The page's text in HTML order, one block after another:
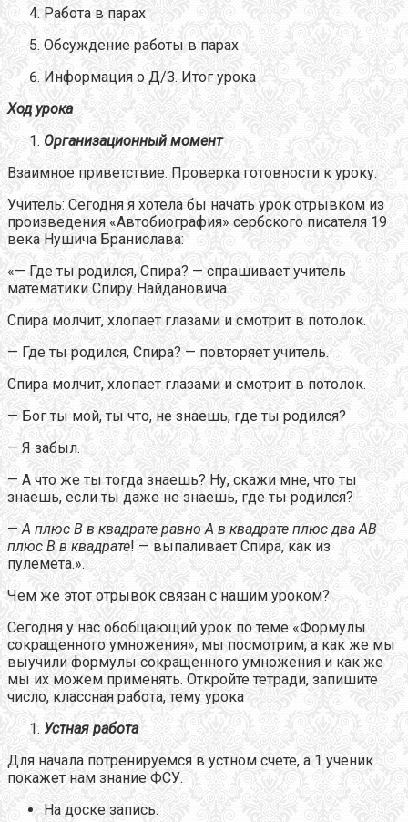
Работа в парах
Обсуждение работы в парах
Информация о Д/З. Итог урока
Ход урока
Организационный момент
Взаимное приветствие. Проверка готовности к уроку.
Учитель: Сегодня я хотела бы начать урок отрывком из
произведения «Автобиография» сербского писателя 19
века Нушича Бранислава:
«— Где ты родился, Спира? — спрашивает учитель
математики Спиру Найдановича.
Спира молчит, хлопает глазами и смотрит в потолок.
— Где ты родился, Спира? — повторяет учитель.
Спира молчит, хлопает глазами и смотрит в потолок.
— Бог ты мой, ты что, не знаешь, где ты родился?
— Я забыл.
— А что же ты тогда знаешь? Ну, скажи мне, что ты
знаешь, если ты даже не знаешь, где ты родился?
—А плюс В в квадрате равно А в квадрате плюс два АВ
плюс В в квадрате! — выпаливает Спира, как из
пулемета.».
Чем же этот отрывок связан с нашим уроком?
Сегодня у нас обобщающий урок по теме «Формулы
сокращенного умножения», мы посмотрим, а как же мы
выучили формулы сокращенного умножения и как же
мы их можем применять. Откройте тетради, запишите
число, классная работа, тему урока
Устная работа
Для начала потренируемся в устном счете, а 1 ученик
покажет нам знание ФСУ.
На доске запись: